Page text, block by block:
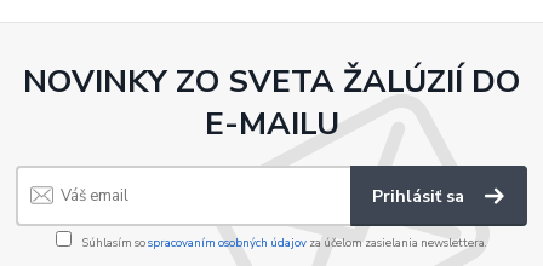
NOVINKY ZO SVETA ŽALÚZIÍ DO
E-MAILU
Prihlásiť sa
Súhlasím sospracovaním osobných údajov za účelom zasielania newslettera.